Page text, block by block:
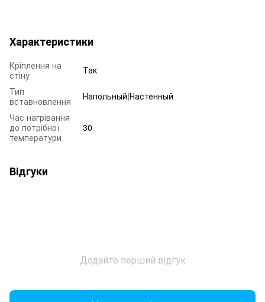
Характеристики
Кріплення на
стіну
Так
Тип
вставновлення
Напольный|Настенный
Час нагрівання
до потрібної
температури
30
Відгуки
Додайте перший відгук